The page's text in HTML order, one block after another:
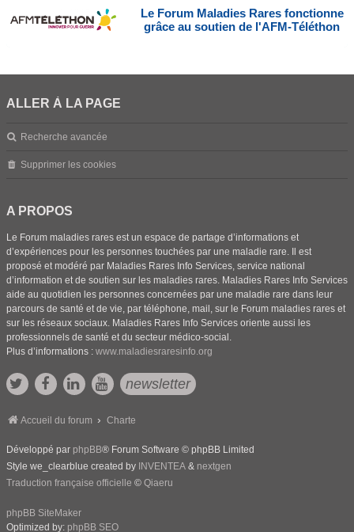
Le Forum Maladies Rares fonctionne
grâce au soutien de l'AFM-Téléthon
ALLER À LA PAGE
Recherche avancée
Supprimer les cookies
A PROPOS
Le Forum maladies rares est un espace de partage d’informations et
d’expériences pour les personnes touchées par une maladie rare. Il est
proposé et modéré par Maladies Rares Info Services, service national
d’information et de soutien sur les maladies rares. Maladies Rares Info Services
aide au quotidien les personnes concernées par une maladie rare dans leur
parcours de santé et de vie, par téléphone, mail, sur le Forum maladies rares et
sur les réseaux sociaux. Maladies Rares Info Services oriente aussi les
professionnels de santé et du secteur médico-social.
Plus d’informations : www.maladiesraresinfo.org
newsletter
Accueil du forum Charte
Développé par phpBB® Forum Software © phpBB Limited
Style we_clearblue created by INVENTEA & nextgen
Traduction française officielle © Qiaeru
phpBB SiteMaker
Optimized by: phpBB SEO